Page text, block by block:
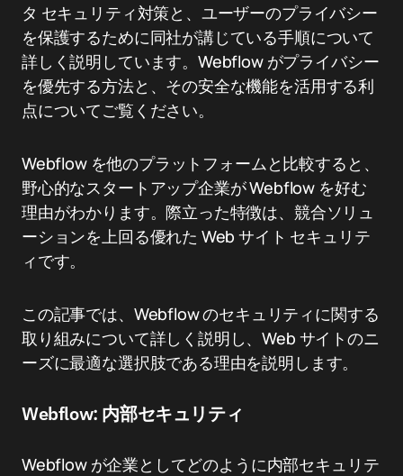
タ セキュリティ対策と、ユーザーのプライバシー
を保護するために同社が講じている手順について
詳しく説明しています。Webflow がプライバシー
を優先する方法と、その安全な機能を活用する利
点についてご覧ください。
Webflow を他のプラットフォームと比較すると、
野心的なスタートアップ企業が Webflow を好む
理由がわかります。際立った特徴は、競合ソリュ
ーションを上回る優れた Web サイト セキュリテ
ィです。
この記事では、Webflow のセキュリティに関する
取り組みについて詳しく説明し、Web サイトのニ
ーズに最適な選択肢である理由を説明します。
Webflow: 内部セキュリティ
Webflow が企業としてどのように内部セキュリテ